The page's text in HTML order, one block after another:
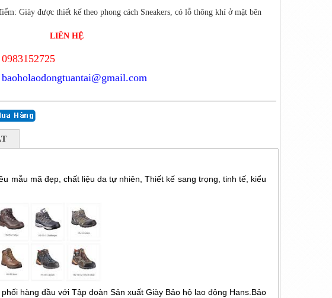
Giày được thiết kế theo phong cách Sneakers, có lỗ thông khí ở mặt bên
LIÊN HỆ
0983152725
baoholaodongtuantai@gmail.com
mẫu mã đẹp, chất liệu da tự nhiên, Thiết kế sang trọng, tinh tế, kiểu
hàng đầu với Tập đoàn Sản xuất Giày Bảo hộ lao động Hans.Bảo